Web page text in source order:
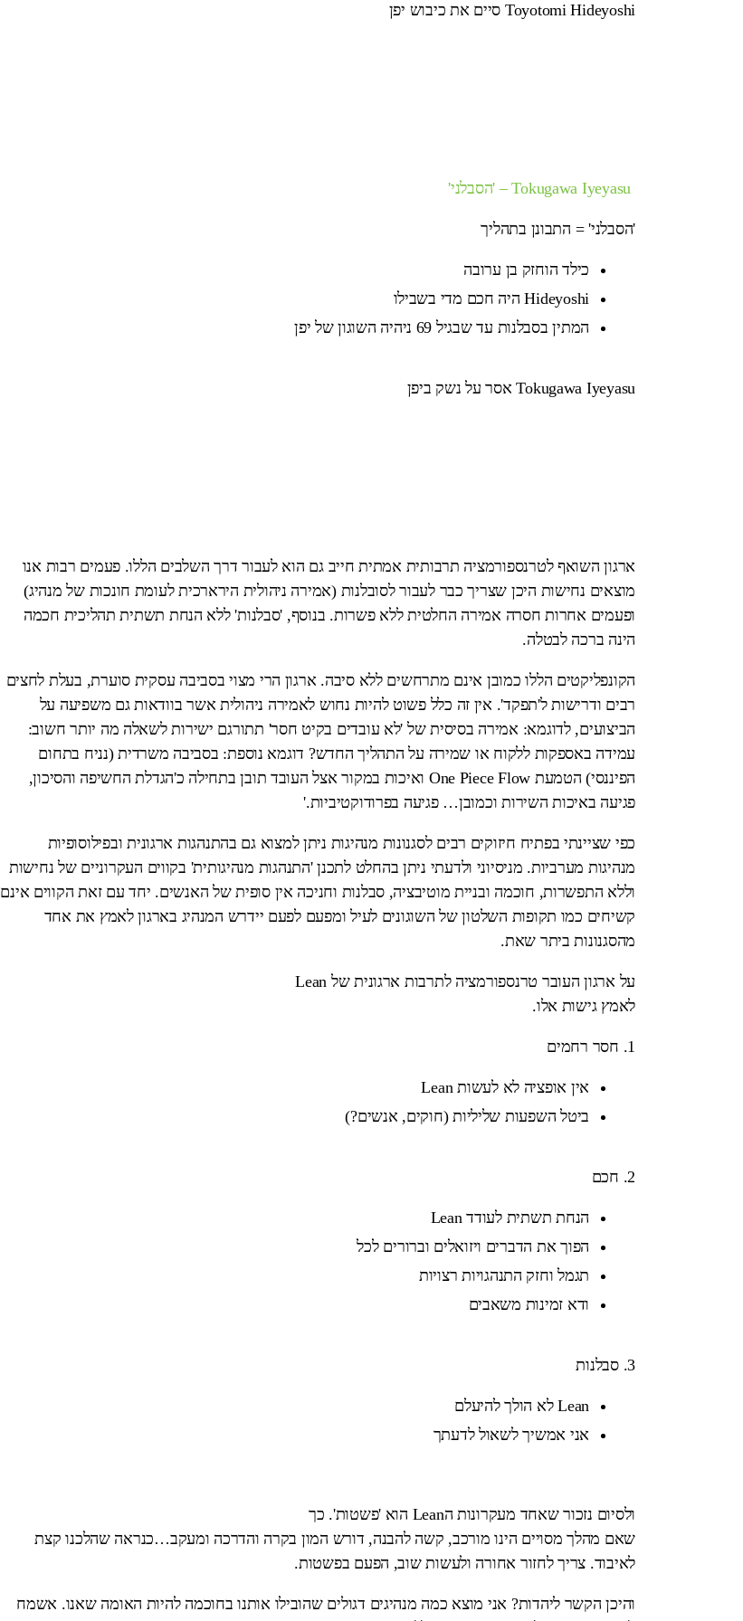
Toyotomi Hideyoshi סיים את כיבוש יפן
Tokugawa Iyeyasu – 'הסבלני'
'הסבלני' = התבונן בתהליך
כילד הוחזק בן ערובה
Hideyoshi היה חכם מדי בשבילו
המתין בסבלנות עד שבגיל 69 ניהיה השוגון של יפן
Tokugawa Iyeyasu אסר על נשק ביפן
ארגון השואף לטרנספורמציה תרבותית אמתית חייב גם הוא לעבור דרך השלבים הללו. פעמים רבות אנו
מוצאים נחישות היכן שצריך כבר לעבור לסובלנות (אמירה ניהולית הירארכית לעומת חונכות של מנהיג)
ופעמים אחרות חסרה אמירה החלטית ללא פשרות. בנוסף, 'סבלנות' ללא הנחת תשתית תהליכית חכמה
הינה ברכה לבטלה.
הקונפליקטים הללו כמובן אינם מתרחשים ללא סיבה. ארגון הרי מצוי בסביבה עסקית סוערת, בעלת לחצים
רבים ודרישות ל'תפקד'. אין זה כלל פשוט להיות נחוש לאמירה ניהולית אשר בוודאות גם משפיעה על
הביצועים, לדוגמא: אמירה בסיסית של 'לא עובדים בקיט חסר' תתורגם ישירות לשאלה מה יותר חשוב:
עמידה באספקות ללקוח או שמירה על התהליך החדש? דוגמא נוספת: בסביבה משרדית (נניח בתחום
הפיננסי) הטמעת One Piece Flow ואיכות במקור אצל העובד תובן בתחילה כ'הגדלת החשיפה והסיכון,
פגיעה באיכות השירות וכמובן… פגיעה בפרודוקטיביות.'
כפי שציינתי בפתיח חיזוקים רבים לסגנונות מנהיגות ניתן למצוא גם בהתנהגות ארגונית ובפילוסופיות
מנהיגות מערביות. מניסיוני ולדעתי ניתן בהחלט לתכנן 'התנהגות מנהיגותית' בקווים העקרוניים של נחישות
וללא התפשרות, חוכמה ובניית מוטיבציה, סבלנות וחניכה אין סופית של האנשים. יחד עם זאת הקווים אינם
קשיחים כמו תקופות השלטון של השוגונים לעיל ומפעם לפעם יידרש המנהיג בארגון לאמץ את אחד
מהסגנונות ביתר שאת.
על ארגון העובר טרנספורמציה לתרבות ארגונית של Lean
לאמץ גישות אלו.
1. חסר רחמים
אין אופציה לא לעשות Lean
ביטל השפעות שליליות (חוקים, אנשים?)
2. חכם
הנחת תשתית לעודד Lean
הפוך את הדברים ויזואלים וברורים לכל
תגמל וחזק התנהגויות רצויות
ודא זמינות משאבים
3. סבלנות
Lean לא הולך להיעלם
אני אמשיך לשאול לדעתך
ולסיום נזכור שאחד מעקרונות הLean הוא 'פשטות'. כך
שאם מהלך מסויים הינו מורכב, קשה להבנה, דורש המון בקרה והדרכה ומעקב…כנראה שהלכנו קצת
לאיבוד. צריך לחזור אחורה ולעשות שוב, הפעם בפשטות.
והיכן הקשר ליהדות? אני מוצא כמה מנהיגים דגולים שהובילו אותנו בחוכמה להיות האומה שאנו. אשמח